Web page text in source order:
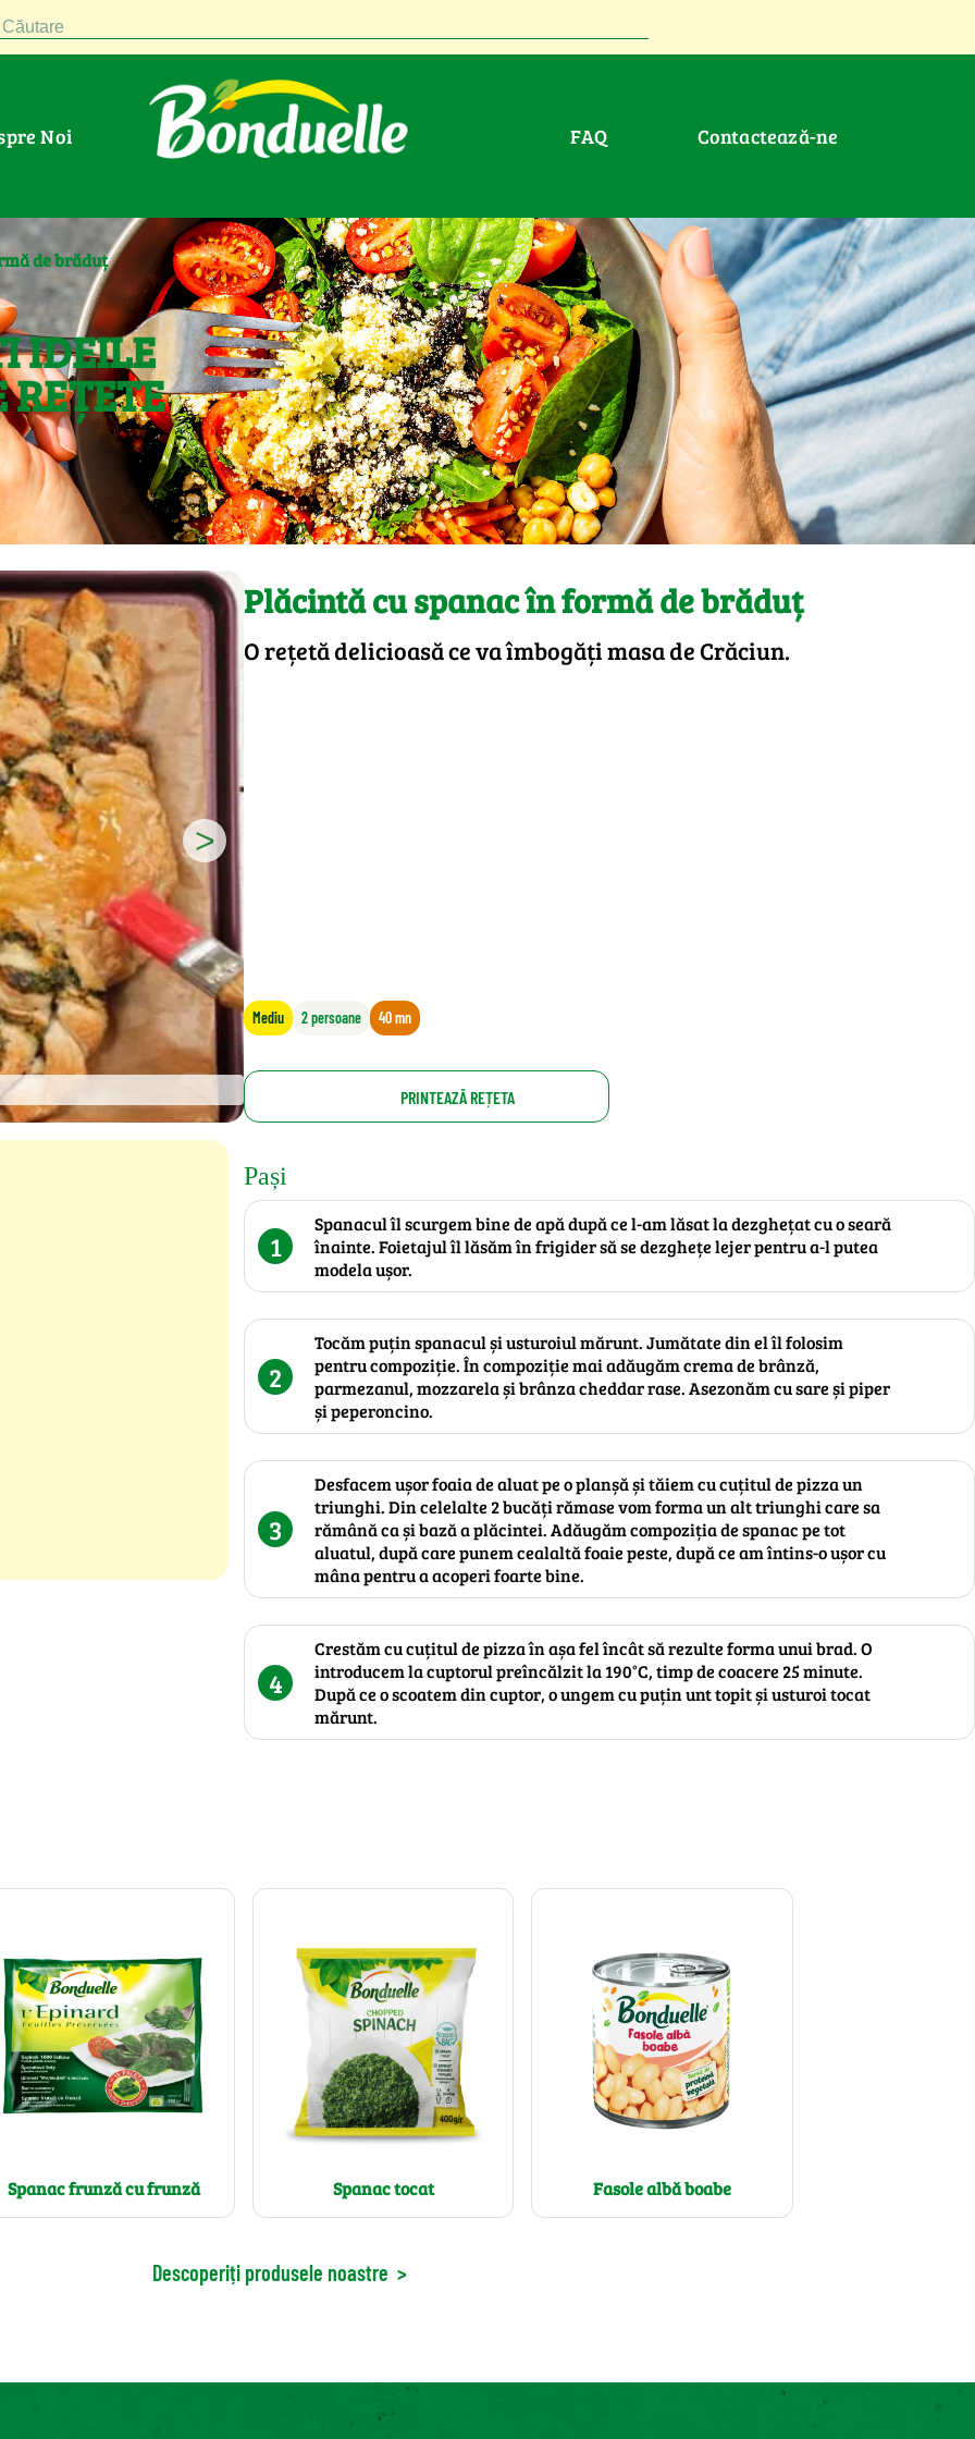
Noi FAQ Contactează-ne
de brăduț
IDEILE
REȚETE
>
Plăcintă cu spanac în formă de brăduț
O rețetă delicioasă ce va îmbogăți masa de Crăciun.
Mediu 2 persoane 40 mn
PRINTEAZĂ REȚETA
Pași
1
Spanacul îl scurgem bine de apă după ce l-am lăsat la dezghețat cu o seară
înainte. Foietajul îl lăsăm în frigider să se dezghețe lejer pentru a-l putea
modela ușor.
2
Tocăm puțin spanacul și usturoiul mărunt. Jumătate din el îl folosim
pentru compoziție. În compoziție mai adăugăm crema de brânză,
parmezanul, mozzarela și brânza cheddar rase. Asezonăm cu sare și piper
și peperoncino.
3
Desfacem ușor foaia de aluat pe o planșă și tăiem cu cuțitul de pizza un
triunghi. Din celelalte 2 bucăți rămase vom forma un alt triunghi care sa
rămână ca și bază a plăcintei. Adăugăm compoziția de spanac pe tot
aluatul, după care punem cealaltă foaie peste, după ce am întins-o ușor cu
mâna pentru a acoperi foarte bine.
4
Crestăm cu cuțitul de pizza în așa fel încât să rezulte forma unui brad. O
introducem la cuptorul preîncălzit la 190°C, timp de coacere 25 minute.
După ce o scoatem din cuptor, o ungem cu puțin unt topit și usturoi tocat
mărunt.
Spanac frunză cu frunză Spanac tocat Fasole albă boabe
Descoperiți produsele noastre >